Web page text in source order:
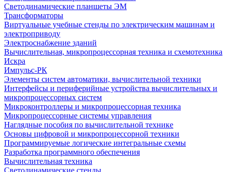
Светодинамические планшеты ЭМ
Трансформаторы
Виртуальные учебные стенды по электрическим машинам и
электроприводу
Электроснабжение зданий
Вычислительная, микропроцессорная техника и схемотехника
Искра
Импульс-РК
Элементы систем автоматики, вычислительной техники
Интерфейсы и периферийные устройства вычислительных и
микропроцессорных систем
Микроконтроллеры и микропроцессорная техника
Микропроцессорные системы управления
Наглядные пособия по вычислительной технике
Основы цифровой и микропроцессорной техники
Программируемые логические интегральные схемы
Разработка программного обеспечения
Вычислительная техника
Светодинамические стенды